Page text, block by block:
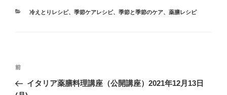
カ
冷えとりレシピ、 季節ケアレシピ、 季節と季節のケア、 薬膳レシピ
投
ナ
前
の
投
前
イタリア薬膳料理講座（公開講座）2021年12月13日